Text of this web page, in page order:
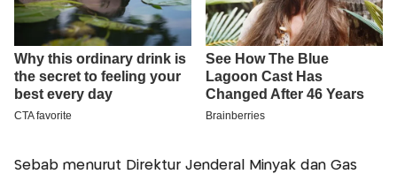
Sebab menurut Direktur Jenderal Minyak dan Gas